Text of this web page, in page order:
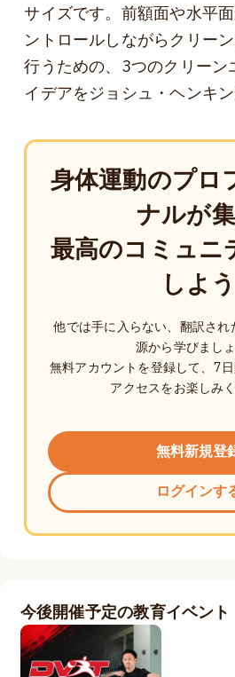
サイズです。前額面や水平
ントロールしながらクリー
行うための、3つのクリーン
イデアをジョシュ・ヘンキ
身体運動のプロ
ナルが
最高のコミュニ
しよう
他では手に入らない、翻訳され
源から学びましょ
無料アカウントを登録して、7
アクセスをお楽しみく
無料新規登
ログインす
今後開催予定の教育イベント